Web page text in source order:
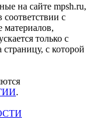
на сайте mpsh.ru,
с
материалов,
только с
с которой
.